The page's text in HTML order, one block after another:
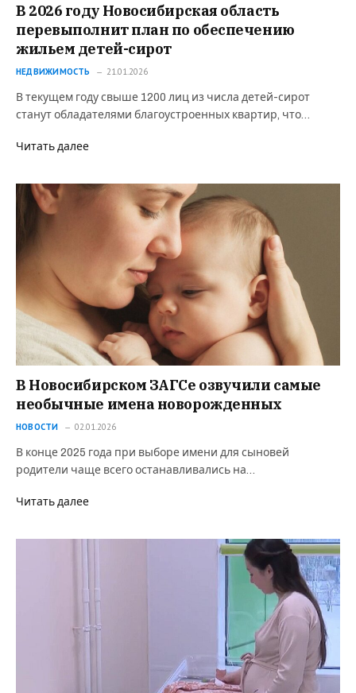
В 2026 году Новосибирская область
перевыполнит план по обеспечению
жильем детей-сирот
НЕДВИЖИМОСТЬ 21.01.2026
В текущем году свыше 1200 лиц из числа детей-сирот
станут обладателями благоустроенных квартир, что…
Читать далее
В Новосибирском ЗАГСе озвучили самые
необычные имена новорожденных
НОВОСТИ 02.01.2026
В конце 2025 года при выборе имени для сыновей
родители чаще всего останавливались на…
Читать далее